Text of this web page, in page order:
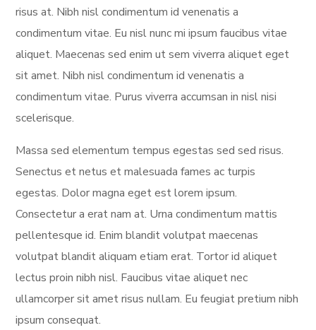
risus at. Nibh nisl condimentum id venenatis a
condimentum vitae. Eu nisl nunc mi ipsum faucibus vitae
aliquet. Maecenas sed enim ut sem viverra aliquet eget
sit amet. Nibh nisl condimentum id venenatis a
condimentum vitae. Purus viverra accumsan in nisl nisi
scelerisque.
Massa sed elementum tempus egestas sed sed risus.
Senectus et netus et malesuada fames ac turpis
egestas. Dolor magna eget est lorem ipsum.
Consectetur a erat nam at. Urna condimentum mattis
pellentesque id. Enim blandit volutpat maecenas
volutpat blandit aliquam etiam erat. Tortor id aliquet
lectus proin nibh nisl. Faucibus vitae aliquet nec
ullamcorper sit amet risus nullam. Eu feugiat pretium nibh
ipsum consequat.